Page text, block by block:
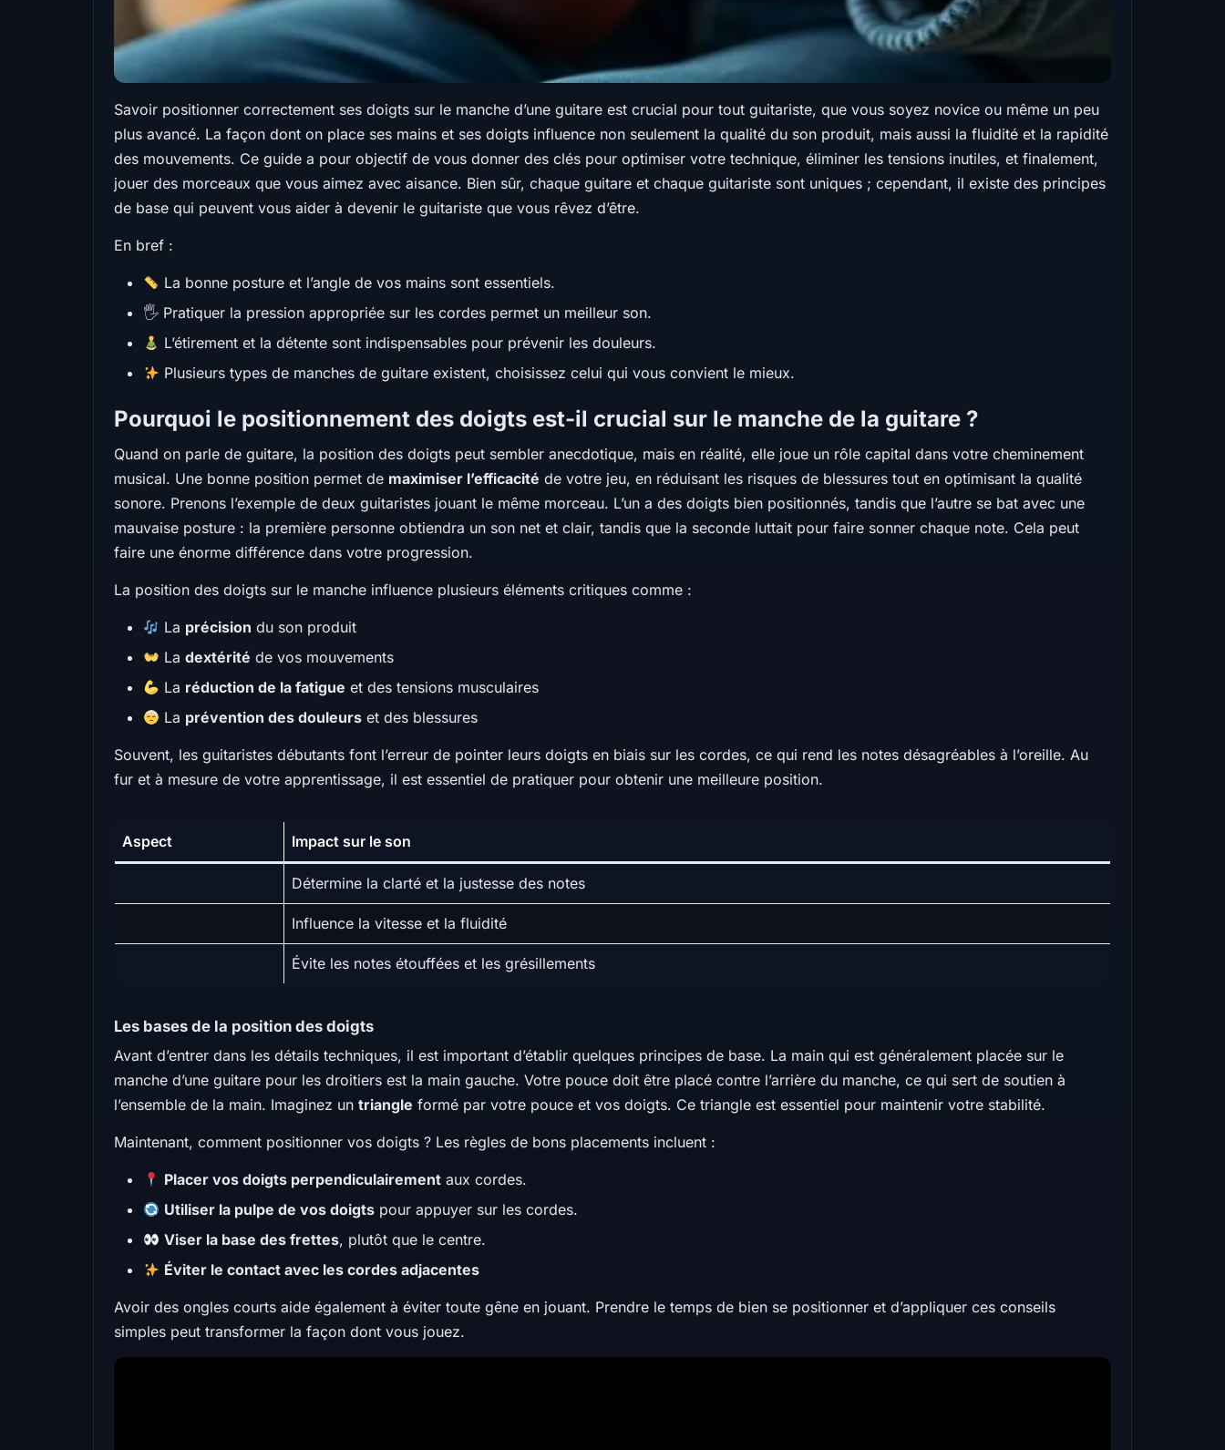
Savoir positionner correctement ses doigts sur le manche d’une guitare est crucial pour tout guitariste, que vous soyez novice ou même un peu
plus avancé. La façon dont on place ses mains et ses doigts influence non seulement la qualité du son produit, mais aussi la fluidité et la rapidité
des mouvements. Ce guide a pour objectif de vous donner des clés pour optimiser votre technique, éliminer les tensions inutiles, et finalement,
jouer des morceaux que vous aimez avec aisance. Bien sûr, chaque guitare et chaque guitariste sont uniques ; cependant, il existe des principes
de base qui peuvent vous aider à devenir le guitariste que vous rêvez d’être.
En bref :
La bonne posture et l’angle de vos mains sont essentiels.
🖐️ Pratiquer la pression appropriée sur les cordes permet un meilleur son.
L’étirement et la détente sont indispensables pour prévenir les douleurs.
Plusieurs types de manches de guitare existent, choisissez celui qui vous convient le mieux.
Pourquoi le positionnement des doigts est-il crucial sur le manche de la guitare ?
Quand on parle de guitare, la position des doigts peut sembler anecdotique, mais en réalité, elle joue un rôle capital dans votre cheminement
musical. Une bonne position permet de maximiser l’efficacité de votre jeu, en réduisant les risques de blessures tout en optimisant la qualité
sonore. Prenons l’exemple de deux guitaristes jouant le même morceau. L’un a des doigts bien positionnés, tandis que l’autre se bat avec une
mauvaise posture : la première personne obtiendra un son net et clair, tandis que la seconde luttait pour faire sonner chaque note. Cela peut
faire une énorme différence dans votre progression.
La position des doigts sur le manche influence plusieurs éléments critiques comme :
La précision du son produit
Ladextérité de vos mouvements
La réduction de la fatigue et des tensions musculaires
La prévention des douleurs et des blessures
Souvent, les guitaristes débutants font l’erreur de pointer leurs doigts en biais sur les cordes, ce qui rend les notes désagréables à l’oreille. Au
fur et à mesure de votre apprentissage, il est essentiel de pratiquer pour obtenir une meilleure position.
Aspect Impact sur le son
Détermine la clarté et la justesse des notes
Influence la vitesse et la fluidité
Évite les notes étouffées et les grésillements
Les bases de la position des doigts
Avant d’entrer dans les détails techniques, il est important d’établir quelques principes de base. La main qui est généralement placée sur le
manche d’une guitare pour les droitiers est la main gauche. Votre pouce doit être placé contre l’arrière du manche, ce qui sert de soutien à
l’ensemble de la main. Imaginez un triangle formé par votre pouce et vos doigts. Ce triangle est essentiel pour maintenir votre stabilité.
Maintenant, comment positionner vos doigts ? Les règles de bons placements incluent :
Placer vos doigts perpendiculairement aux cordes.
Utiliser la pulpe de vos doigts pour appuyer sur les cordes.
Viser la base des frettes, plutôt que le centre.
Éviter le contact avec les cordes adjacentes
Avoir des ongles courts aide également à éviter toute gêne en jouant. Prendre le temps de bien se positionner et d’appliquer ces conseils
simples peut transformer la façon dont vous jouez.